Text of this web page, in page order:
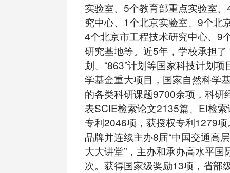
实验室、5个教育部重点实验室
究中心、1个北京实验室、9个北
4个北京市工程技术研究中心、9
研究基地等。近5年，学校承担了
划、“863”计划等国家科技计划
学基金重大项目，国家自然科学
的各类科研课题9700余项，科研
表SCIE检索论文2135篇、EI检
专利2046项，获授权专利1279
品牌并连续主办8届“中国交通高
大大讲堂”，主办和承办高水平国
次。获得国家级奖励13项，省部